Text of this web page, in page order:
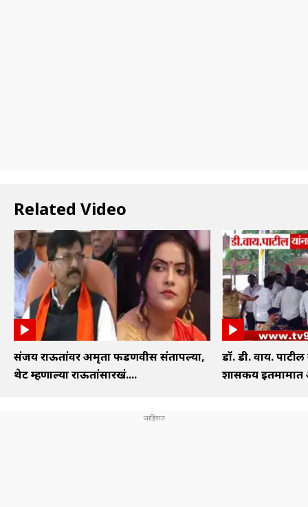
Related Video
संजय राऊतांवर अमृता फडणवीस संतापल्या,
थेट म्हणाल्या राऊतांसारखं....
डॉ. डी. वाय.
शासकीय